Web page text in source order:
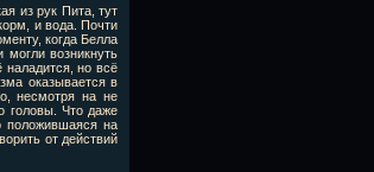
из рук Пита, тут
и вода. Почти
когда Белла
могли возникнуть
но всё
оказывается в
несмотря на не
головы. Что даже
положившаяся на
от действий